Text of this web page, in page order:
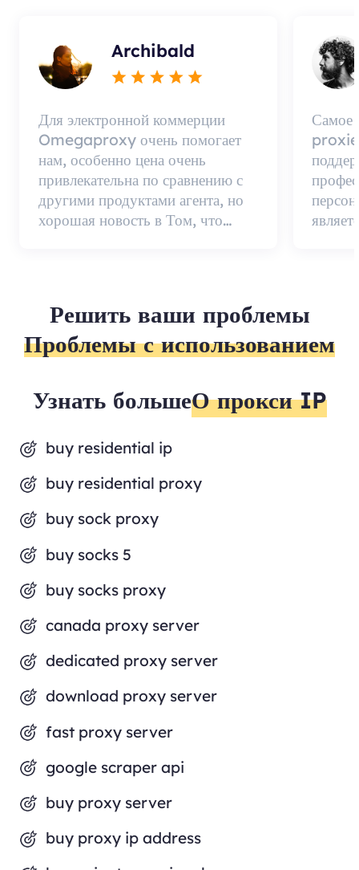
Archibald
Для электронной коммерции
Omegaproxy очень помогает
нам, особенно цена очень
привлекательна по сравнению с
другими продуктами агента, но
хорошая новость в Том, что
Самое
Решить ваши проблемы
Проблемы с использованием
Узнать большеО прокси IP
buy residential ip
buy residential proxy
buy sock proxy
buy socks 5
buy socks proxy
canada proxy server
dedicated proxy server
download proxy server
fast proxy server
google scraper api
buy proxy server
buy proxy ip address